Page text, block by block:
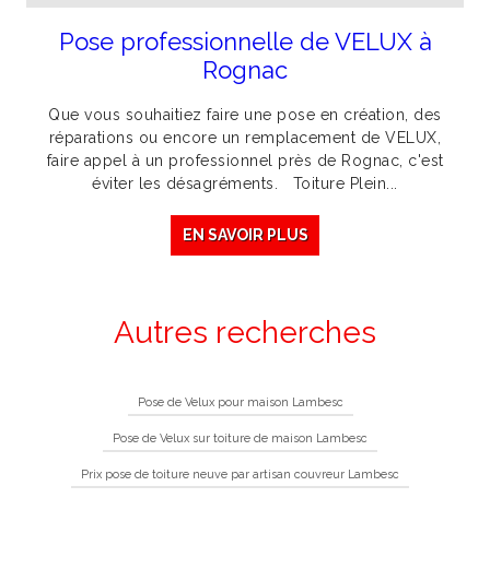
Pose professionnelle de VELUX à
Rognac
Que vous souhaitiez faire une pose en création, des
réparations ou encore un remplacement de VELUX,
faire appel à un professionnel près de Rognac, c'est
éviter les désagréments. Toiture Plein...
EN SAVOIR PLUS
Autres recherches
Pose de Velux pour maison Lambesc
Pose de Velux sur toiture de maison Lambesc
Prix pose de toiture neuve par artisan couvreur Lambesc